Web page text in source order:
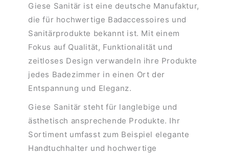
Giese Sanitär ist eine deutsche Manufaktur,
die für hochwertige Badaccessoires und
Sanitärprodukte bekannt ist. Mit einem
Fokus auf Qualität, Funktionalität und
zeitloses Design verwandeln ihre Produkte
jedes Badezimmer in einen Ort der
Entspannung und Eleganz.
Giese Sanitär steht für langlebige und
ästhetisch ansprechende Produkte. Ihr
Sortiment umfasst zum Beispiel elegante
Handtuchhalter und hochwertige